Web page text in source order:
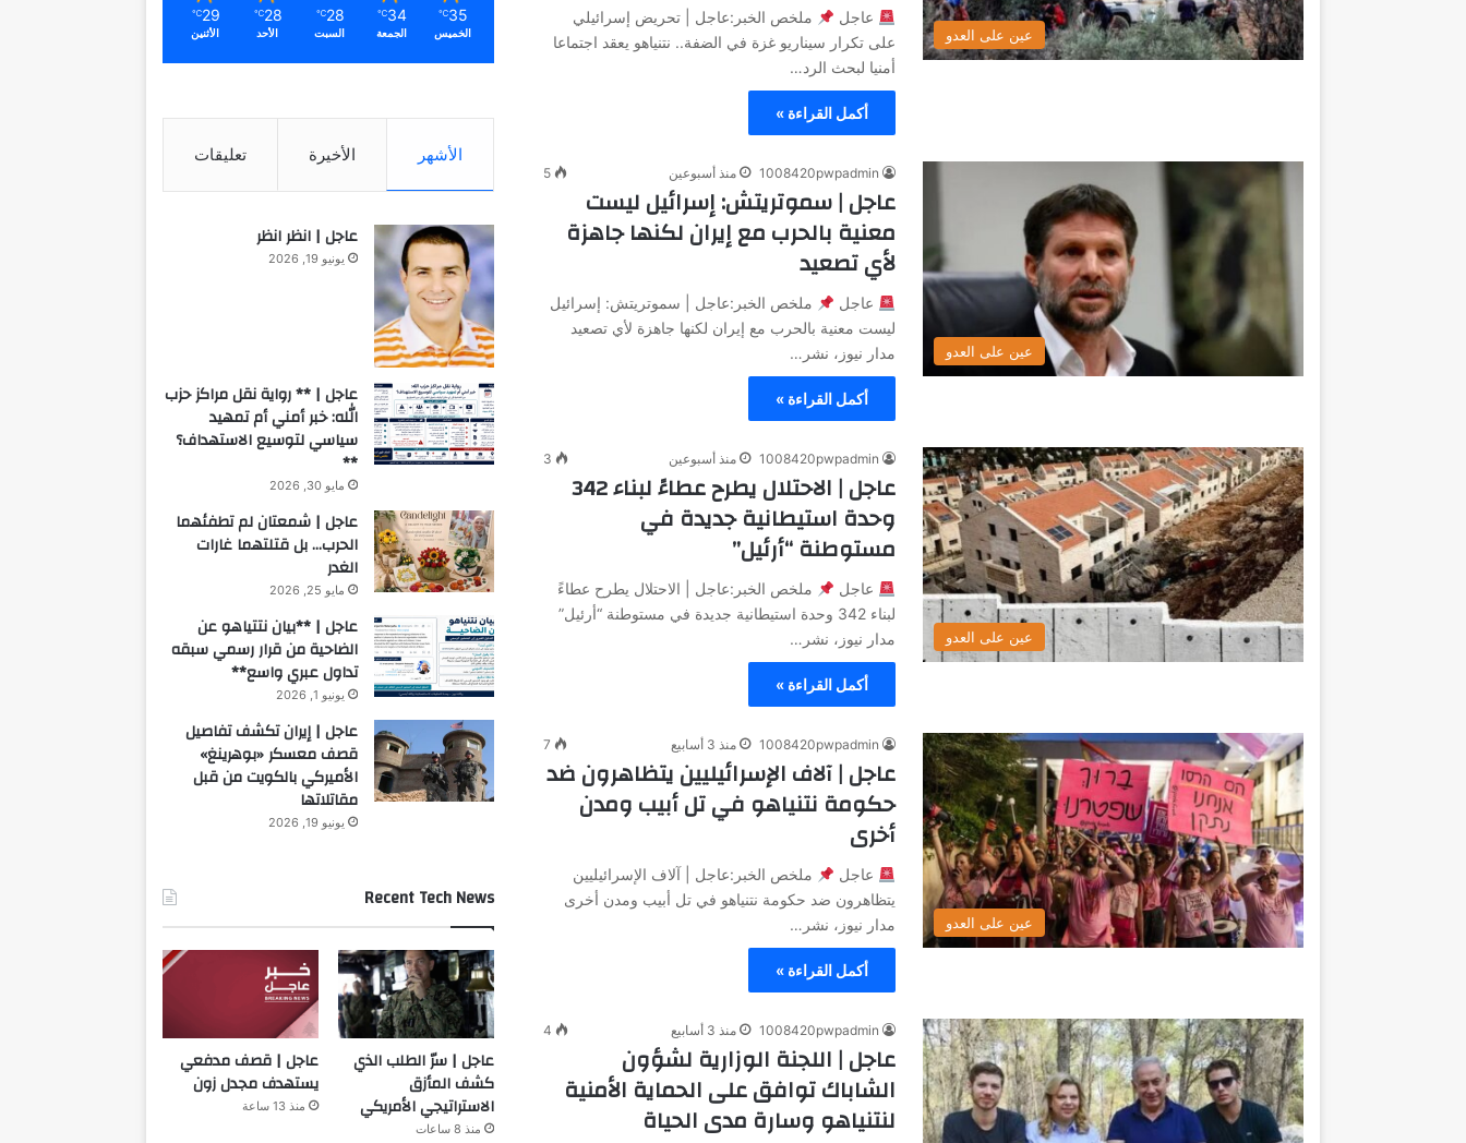
عين على العدو
عاجل
ملخص الخبر:عاجل | تحريض إسرائيلي
على تكرار سيناريو غزة في الضفة.. نتنياهو يعقد اجتماعا
أمنيا لبحث الرد…
أكمل القراءة »
عين على العدو
1008420pwpadmin منذ أسبوعين 5
عاجل | سموتريتش: إسرائيل ليست
معنية بالحرب مع إيران لكنها جاهزة
لأي تصعيد
عاجل
ملخص الخبر:عاجل | سموتريتش: إسرائيل
ليست معنية بالحرب مع إيران لكنها جاهزة لأي تصعيد
مدار نيوز، نشر…
أكمل القراءة »
عين على العدو
1008420pwpadmin منذ أسبوعين 3
عاجل | الاحتلال يطرح عطاءً لبناء 342
وحدة استيطانية جديدة في
مستوطنة “أرئيل”
عاجل
ملخص الخبر:عاجل | الاحتلال يطرح عطاءً
لبناء 342 وحدة استيطانية جديدة في مستوطنة “أرئيل”
مدار نيوز، نشر…
أكمل القراءة »
عين على العدو
1008420pwpadmin منذ 3 أسابيع 7
عاجل | آلاف الإسرائيليين يتظاهرون ضد
حكومة نتنياهو في تل أبيب ومدن
أخرى
عاجل
ملخص الخبر:عاجل | آلاف الإسرائيليين
يتظاهرون ضد حكومة نتنياهو في تل أبيب ومدن أخرى
مدار نيوز، نشر…
أكمل القراءة »
1008420pwpadmin منذ 3 أسابيع 4
عاجل | اللجنة الوزارية لشؤون
الشاباك توافق على الحماية الأمنية
لنتنياهو وسارة مدى الحياة
35
℃
الخميس
34
℃
الجمعة
28
℃
السبت
28
℃
الأحد
29
℃
الأثنين
الأشهر الأخيرة تعليقات
عاجل | انظر انظر
يونيو 19, 2026
عاجل | ** رواية نقل مراكز حزب
الله: خبر أمني أم تمهيد
سياسي لتوسيع الاستهداف؟
**
مايو 30, 2026
عاجل | شمعتان لم تطفئهما
الحرب… بل قتلتهما غارات
الغدر
مايو 25, 2026
عاجل | **بيان نتتياهو عن
الضاحية من قرار رسمي سبقه
تداول عبري واسع**
يونيو 1, 2026
عاجل | إيران تكشف تفاصيل
قصف معسكر «بوهرينغ»
الأميركي بالكويت من قبل
مقاتلاتها
يونيو 19, 2026
Recent Tech News
عاجل | سرّ الطلب الذي
كشف المأزق
الاستراتيجي الأمريكي
منذ 8 ساعات
عاجل | قصف مدفعي
يستهدف مجدل زون
منذ 13 ساعة